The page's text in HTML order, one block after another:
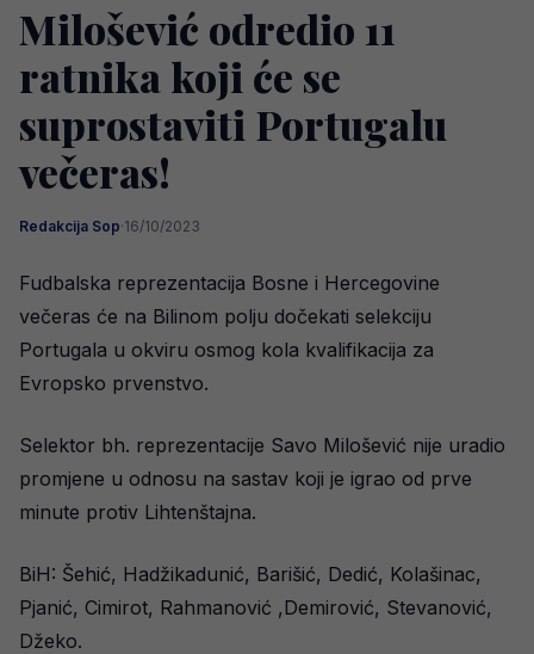
Milošević odredio 11
ratnika koji će se
suprostaviti Portugalu
večeras!
Redakcija Sop·16/10/2023
Fudbalska reprezentacija Bosne i Hercegovine
večeras će na Bilinom polju dočekati selekciju
Portugala u okviru osmog kola kvalifikacija za
Evropsko prvenstvo.
Selektor bh. reprezentacije Savo Milošević nije uradio
promjene u odnosu na sastav koji je igrao od prve
minute protiv Lihtenštajna.
BiH: Šehić, Hadžikadunić, Barišić, Dedić, Kolašinac,
Pjanić, Cimirot, Rahmanović ,Demirović, Stevanović,
Džeko.